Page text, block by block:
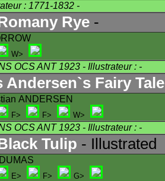
: 1771-1832 -
Rye -
W>
OCS ANT 1923 - Illustrateur : -
Andersen`s Fairy
ANDERSEN
F> F> W>
OCS ANT 1923 - Illustrateur : -
Tulip - Illustrated
E> F> G>